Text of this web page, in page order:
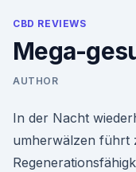
CBD REVIEWS
Mega-
AUTHOR
In der Nacht
umherwälzen führt